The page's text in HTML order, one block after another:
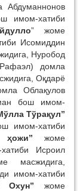
Абдуманнонов
имом-хатиби
” жоме
Исомиддин
Нуробод
домла
Оқдарё
Облақулов
бош имом-
Тўрақул”
имом-хатиби
ҳожи” жоме
Исроил
масжидига,
имом-хатиби
Охун” жоме